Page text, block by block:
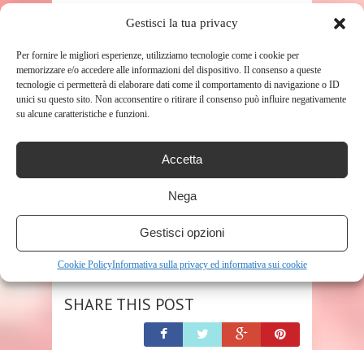
Gestisci la tua privacy
Per fornire le migliori esperienze, utilizziamo tecnologie come i cookie per
memorizzare e/o accedere alle informazioni del dispositivo. Il consenso a queste
tecnologie ci permetterà di elaborare dati come il comportamento di navigazione o ID
unici su questo sito. Non acconsentire o ritirare il consenso può influire negativamente
su alcune caratteristiche e funzioni.
Accetta
Nega
Gestisci opzioni
Cookie PolicyInformativa sulla privacy ed informativa sui cookie
(alla data del Oct 02, 2020 15:15:13 UTC –
Dettagli )
BAMBINO
SHARE THIS POST